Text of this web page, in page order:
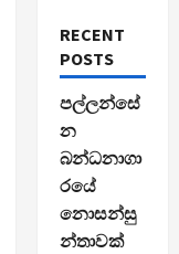
RECENT
POSTS
පල්ලන්සේ
න
බන්ධනාගා
රයේ
නොසන්සු
න්තාවක්